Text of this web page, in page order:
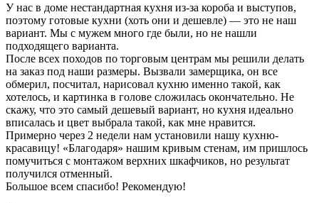
У нас в доме нестандартная кухня из-за короба и выступов,
поэтому готовые кухни (хоть они и дешевле) — это не наш
вариант. Мы с мужем много где были, но не нашли
подходящего варианта.
После всех походов по торговым центрам мы решили делать
на заказ под наши размеры. Вызвали замерщика, он все
обмерил, посчитал, нарисовал кухню именно такой, как
хотелось, и картинка в голове сложилась окончательно. Не
скажу, что это самый дешевый вариант, но кухня идеально
вписалась и цвет выбрала такой, как мне нравится.
Примерно через 2 недели нам установили нашу кухню-
красавицу! «Благодаря» нашим кривым стенам, им пришлось
помучиться с монтажом верхних шкафчиков, но результат
получился отменный.
Большое всем спасибо! Рекомендую!